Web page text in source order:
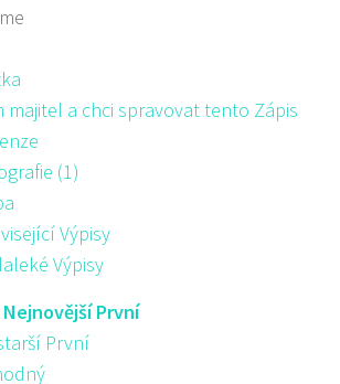
majitel a chci spravovat tento Zápis
(1)
Výpisy
Výpisy
Nejnovější První
První